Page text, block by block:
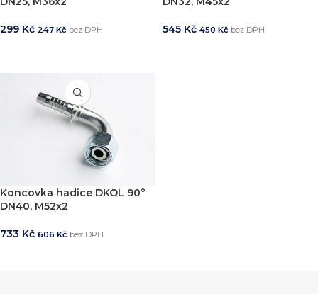
299 Kč 247 Kč bez DPH 545 Kč 450 Kč bez DPH
Koncovka hadice DKOL 90°
DN40, M52x2
733 Kč 606 Kč bez DPH